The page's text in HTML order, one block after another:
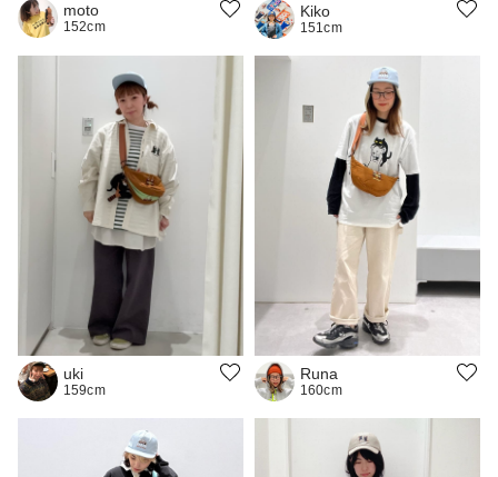
moto
152cm
Kiko
151cm
uki
159cm
Runa
160cm